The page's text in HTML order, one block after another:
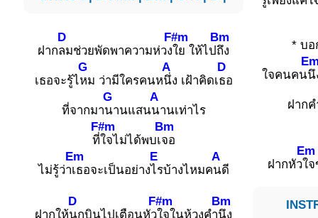
ฝาก
D
ลมช่วยพัดพาความห่วง
F#m
ใย ให้ไป
Bm
ถึง
เธอจะรู้ไ
G
หม ว่ามีใครคนห
A
นึ่ง เฝ้าคิดเ
D
ธอ
ที่จากมา
G
นานแสน
A
นานเท่าไร
ที่
F#m
ใจไม่ได้พบเ
Bm
จอ
ไม่รู้ว่า
Em
เธอจะเป็นอย่าง
E
ไรบ้างไหมค
A
นดี
ฝากให้
D
นกบินไปเตือนหัว
F#m
ใจในห้วงคำ
Bm
นึง
* บอ
ใจคนคน
Em
นึ
ฝากค
ฝากหัว
Em
ใ